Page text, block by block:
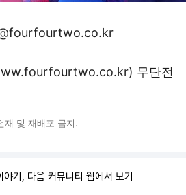
무단전
및 재배포 금지.
야기, 다음 커뮤니티 웹에서 보기